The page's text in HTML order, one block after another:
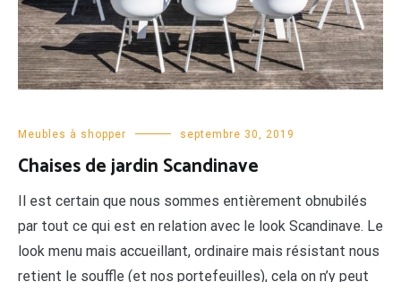
Meubles à shopper septembre 30, 2019
Chaises de jardin Scandinave
Il est certain que nous sommes entièrement obnubilés
par tout ce qui est en relation avec le look Scandinave. Le
look menu mais accueillant, ordinaire mais résistant nous
retient le souffle (et nos portefeuilles), cela on n’y peut